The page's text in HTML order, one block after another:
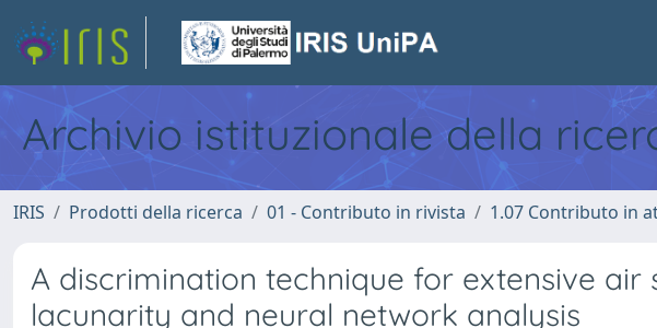
Archivio istituzionale della
IRIS Prodotti della ricerca 01 - Contributo in rivista 1.07 Contributo in
A discrimination technique for extensive air
lacunarity and neural network analysis